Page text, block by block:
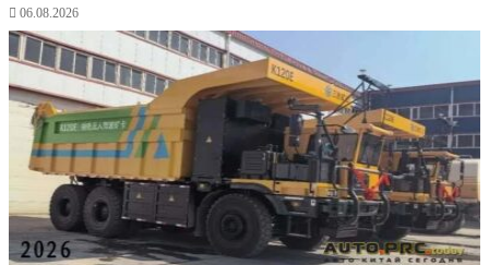
06.08.2026